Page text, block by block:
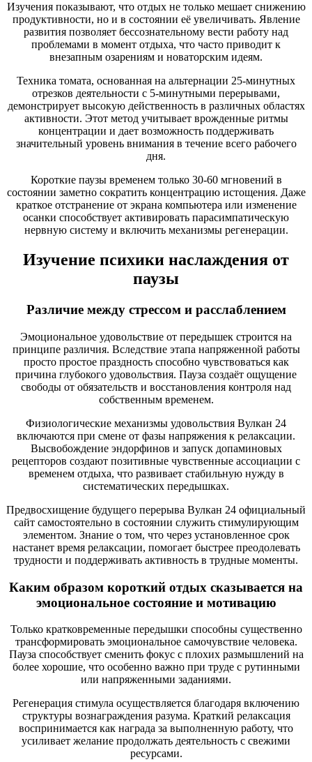
Изучения показывают, что отдых не только мешает снижению
продуктивности, но и в состоянии её увеличивать. Явление
развития позволяет бессознательному вести работу над
проблемами в момент отдыха, что часто приводит к
внезапным озарениям и новаторским идеям.
Техника томата, основанная на альтернации 25-минутных
отрезков деятельности с 5-минутными перерывами,
демонстрирует высокую действенность в различных областях
активности. Этот метод учитывает врожденные ритмы
концентрации и дает возможность поддерживать
значительный уровень внимания в течение всего рабочего
дня.
Короткие паузы временем только 30-60 мгновений в
состоянии заметно сократить концентрацию истощения. Даже
краткое отстранение от экрана компьютера или изменение
осанки способствует активировать парасимпатическую
нервную систему и включить механизмы регенерации.
Изучение психики наслаждения от
паузы
Различие между стрессом и расслаблением
Эмоциональное удовольствие от передышек строится на
принципе различия. Вследствие этапа напряженной работы
просто простое праздность способно чувствоваться как
причина глубокого удовольствия. Пауза создаёт ощущение
свободы от обязательств и восстановления контроля над
собственным временем.
Физиологические механизмы удовольствия Вулкан 24
включаются при смене от фазы напряжения к релаксации.
Высвобождение эндорфинов и запуск допаминовых
рецепторов создают позитивные чувственные ассоциации с
временем отдыха, что развивает стабильную нужду в
систематических передышках.
Предвосхищение будущего перерыва Вулкан 24 официальный
сайт самостоятельно в состоянии служить стимулирующим
элементом. Знание о том, что через установленное срок
настанет время релаксации, помогает быстрее преодолевать
трудности и поддерживать активность в трудные моменты.
Каким образом короткий отдых сказывается на
эмоциональное состояние и мотивацию
Только кратковременные передышки способны существенно
трансформировать эмоциональное самочувствие человека.
Пауза способствует сменить фокус с плохих размышлений на
более хорошие, что особенно важно при труде с рутинными
или напряженными заданиями.
Регенерация стимула осуществляется благодаря включению
структуры вознаграждения разума. Краткий релаксация
воспринимается как награда за выполненную работу, что
усиливает желание продолжать деятельность с свежими
ресурсами.